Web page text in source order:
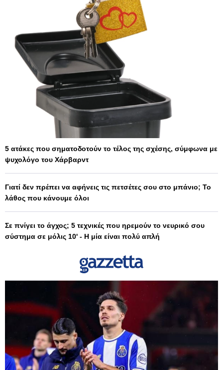
5 ατάκες που σηματοδοτούν το τέλος της σχέσης, σύμφωνα με
ψυχολόγο του Χάρβαρντ
Γιατί δεν πρέπει να αφήνεις τις πετσέτες σου στο μπάνιο; Το
λάθος που κάνουμε όλοι
Σε πνίγει το άγχος; 5 τεχνικές που ηρεμούν το νευρικό σου
σύστημα σε μόλις 10' - Η μία είναι πολύ απλή